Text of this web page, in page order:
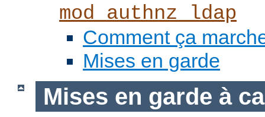
mod_authnz_ldap
Comment ça
Mises en garde
Mises en garde à